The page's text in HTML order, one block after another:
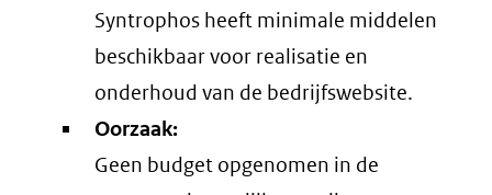
Syntrophos heeft minimale middelen
beschikbaar voor realisatie en
onderhoud van de bedrijfswebsite.
Oorzaak:
Geen budget opgenomen in de